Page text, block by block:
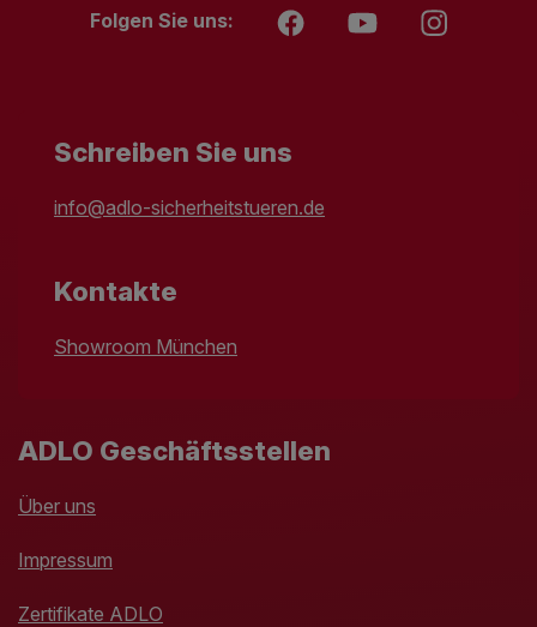
Folgen Sie uns:
Schreiben Sie uns
info@adlo-sicherheitstueren.de
Kontakte
Showroom München
ADLO Geschäftsstellen
Über uns
Impressum
Zertifikate ADLO